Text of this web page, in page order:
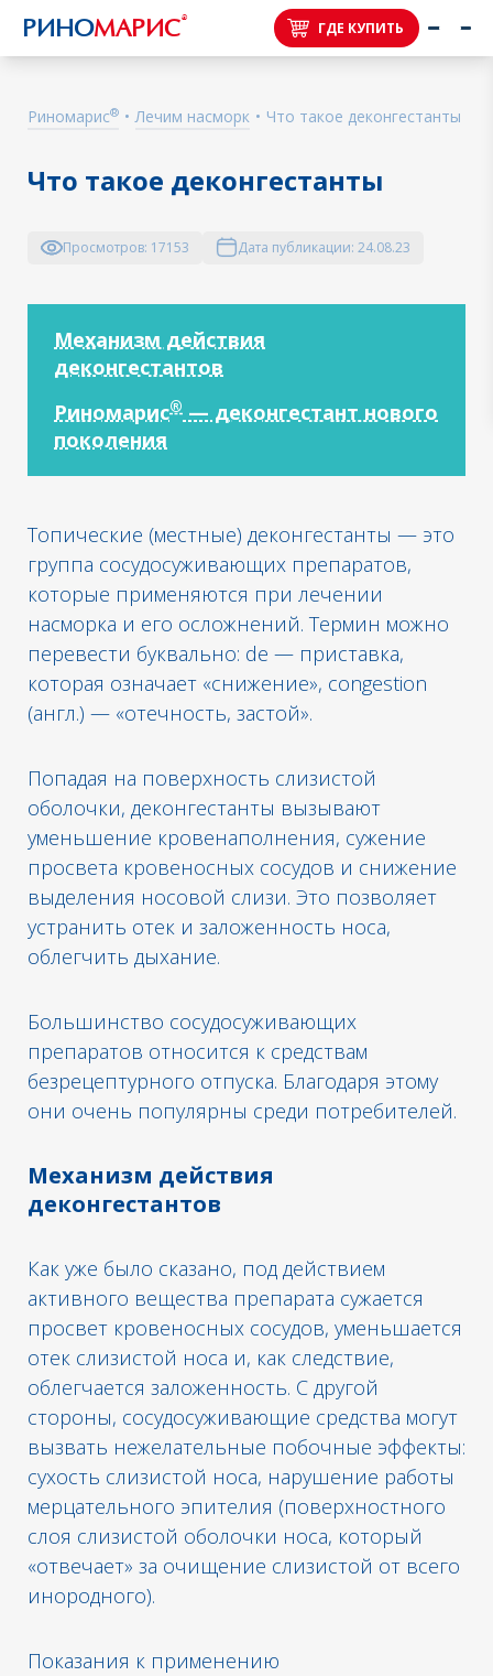
РИНОМАРИС®
ГДЕ КУПИТЬ
Риномарис® • Лечим насморк • Что такое деконгестанты
Что такое деконгестанты
Просмотров: 17153 Дата публикации: 24.08.23
Механизм действия
деконгестантов
Риномарис® — деконгестант нового
поколения
Топические (местные) деконгестанты — это
группа сосудосуживающих препаратов,
которые применяются при лечении
насморка и его осложнений. Термин можно
перевести буквально: de — приставка,
которая означает «снижение», congestion
(англ.) — «отечность, застой».
Попадая на поверхность слизистой
оболочки, деконгестанты вызывают
уменьшение кровенаполнения, сужение
просвета кровеносных сосудов и снижение
выделения носовой слизи. Это позволяет
устранить отек и заложенность носа,
облегчить дыхание.
Большинство сосудосуживающих
препаратов относится к средствам
безрецептурного отпуска. Благодаря этому
они очень популярны среди потребителей.
Механизм действия
деконгестантов
Как уже было сказано, под действием
активного вещества препарата сужается
просвет кровеносных сосудов, уменьшается
отек слизистой носа и, как следствие,
облегчается заложенность. С другой
стороны, сосудосуживающие средства могут
вызвать нежелательные побочные эффекты:
сухость слизистой носа, нарушение работы
мерцательного эпителия (поверхностного
слоя слизистой оболочки носа, который
«отвечает» за очищение слизистой от всего
инородного).
Показания к применению